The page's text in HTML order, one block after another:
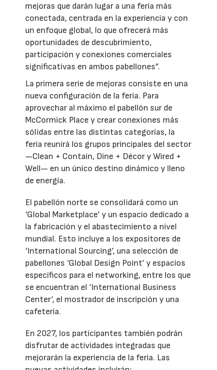
mejoras que darán lugar a una feria más
conectada, centrada en la experiencia y con
un enfoque global, lo que ofrecerá más
oportunidades de descubrimiento,
participación y conexiones comerciales
significativas en ambos pabellones”.
La primera serie de mejoras consiste en una
nueva configuración de la feria. Para
aprovechar al máximo el pabellón sur de
McCormick Place y crear conexiones más
sólidas entre las distintas categorías, la
feria reunirá los grupos principales del sector
—Clean + Contain, Dine + Décor y Wired +
Well— en un único destino dinámico y lleno
de energía.
El pabellón norte se consolidará como un
‘Global Marketplace’ y un espacio dedicado a
la fabricación y el abastecimiento a nivel
mundial. Esto incluye a los expositores de
‘International Sourcing’, una selección de
pabellones ‘Global Design Point’ y espacios
específicos para el networking, entre los que
se encuentran el ‘International Business
Center’, el mostrador de inscripción y una
cafetería.
En 2027, los participantes también podrán
disfrutar de actividades integradas que
mejorarán la experiencia de la feria. Las